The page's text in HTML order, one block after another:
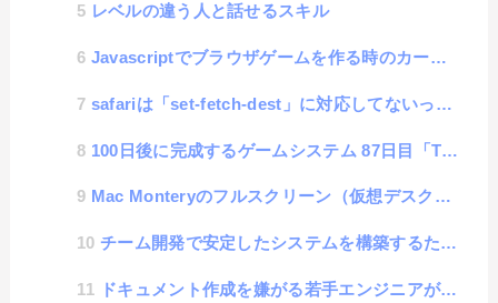
レベルの違う人と話せるスキル
Javascriptでブラウザゲームを作る時のカーソルイベント・ベストプラクティス
safariは「set-fetch-dest」に対応してないっちゅうねん
100日後に完成するゲームシステム 87日目「Three.jsの環境構築がとってもめんどくさかった話」
Mac Monteryのフルスクリーン（仮想デスクトップ）不具合を見つけたので調査した話
チーム開発で安定したシステムを構築するために必要な事
ドキュメント作成を嫌がる若手エンジニアがいたんですよ〜